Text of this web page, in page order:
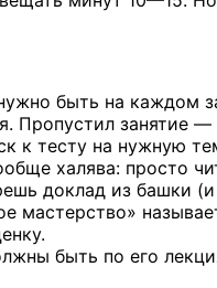
быть на каждом
Пропустил занятие —
к тесту на нужную
халява: просто
доклад из башки
мастерство»
быть по его